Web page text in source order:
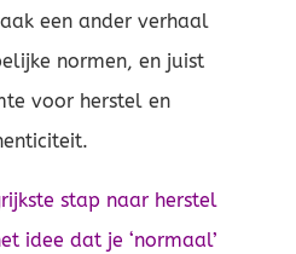
een ander verhaal
normen, en juist
voor herstel en
stap naar herstel
idee dat je ‘normaal’